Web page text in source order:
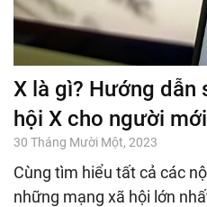
X là gì? Hướng dẫn
hội X cho người mới
30 Tháng Mười Một, 2023
Cùng tìm hiểu tất cả các
những mạng xã hội lớn